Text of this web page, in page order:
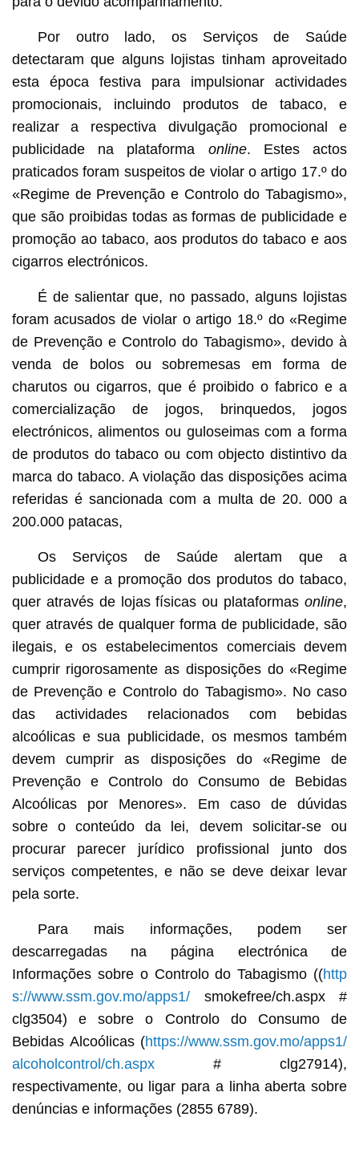
Por outro lado, os Serviços de Saúde
detectaram que alguns lojistas tinham aproveitado
esta época festiva para impulsionar actividades
promocionais, incluindo produtos de tabaco, e
realizar a respectiva divulgação promocional e
publicidade na plataforma online. Estes actos
praticados foram suspeitos de violar o artigo 17.º do
«Regime de Prevenção e Controlo do Tabagismo»,
que são proibidas todas as formas de publicidade e
promoção ao tabaco, aos produtos do tabaco e aos
cigarros electrónicos.
É de salientar que, no passado, alguns lojistas
foram acusados de violar o artigo 18.º do «Regime
de Prevenção e Controlo do Tabagismo», devido à
venda de bolos ou sobremesas em forma de
charutos ou cigarros, que é proibido o fabrico e a
comercialização de jogos, brinquedos, jogos
electrónicos, alimentos ou guloseimas com a forma
de produtos do tabaco ou com objecto distintivo da
marca do tabaco. A violação das disposições acima
referidas é sancionada com a multa de 20. 000 a
200.000 patacas,
Os Serviços de Saúde alertam que a
publicidade e a promoção dos produtos do tabaco,
quer através de lojas físicas ou plataformasonline,
quer através de qualquer forma de publicidade, são
ilegais, e os estabelecimentos comerciais devem
cumprir rigorosamente as disposições do «Regime
de Prevenção e Controlo do Tabagismo». No caso
das actividades relacionados com bebidas
alcoólicas e sua publicidade, os mesmos também
devem cumprir as disposições do «Regime de
Prevenção e Controlo do Consumo de Bebidas
Alcoólicas por Menores». Em caso de dúvidas
sobre o conteúdo da lei, devem solicitar-se ou
procurar parecer jurídico profissional junto dos
serviços competentes, e não se deve deixar levar
pela sorte.
Para mais informações, podem ser
descarregadas na página electrónica de
Informações sobre o Controlo do Tabagismo ((http
s://www.ssm.gov.mo/apps1/smokefree/ch.aspx #
clg3504) e sobre o Controlo do Consumo de
Bebidas Alcoólicas (https://www.ssm.gov.mo/apps1/
alcoholcontrol/ch.aspx# clg27914),
respectivamente, ou ligar para a linha aberta sobre
denúncias e informações (2855 6789).